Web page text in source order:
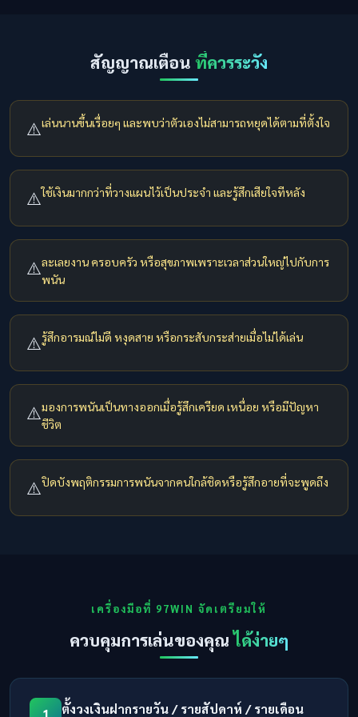
สัญญาณเตือน ที่ควรระวัง
⚠️เล่นนานขึ้นเรื่อยๆ และพบว่าตัวเองไม่สามารถหยุดได้ตามที่ตั้งใจ
⚠️ใช้เงินมากกว่าที่วางแผนไว้เป็นประจำ และรู้สึกเสียใจทีหลัง
⚠️ละเลยงาน ครอบครัว หรือสุขภาพเพราะเวลาส่วนใหญ่ไปกับการ
พนัน
⚠️รู้สึกอารมณ์ไม่ดี หงุดสาย หรือกระสับกระส่ายเมื่อไม่ได้เล่น
⚠️มองการพนันเป็นทางออกเมื่อรู้สึกเครียด เหนื่อย หรือมีปัญหา
ชีวิต
⚠️ปิดบังพฤติกรรมการพนันจากคนใกล้ชิดหรือรู้สึกอายที่จะพูดถึง
เครื่องมือที่ 97WIN จัดเตรียมให้
ควบคุมการเล่นของคุณได้ง่ายๆ
1 ตั้งวงเงินฝากรายวัน / รายสัปดาห์ / รายเดือน